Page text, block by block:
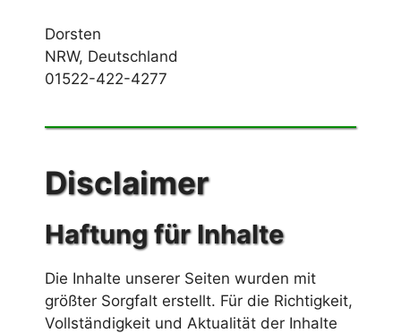
Dorsten
NRW, Deutschland
01522-422-4277
Disclaimer
Haftung für Inhalte
Die Inhalte unserer Seiten wurden mit
größter Sorgfalt erstellt. Für die Richtigkeit,
Vollständigkeit und Aktualität der Inhalte